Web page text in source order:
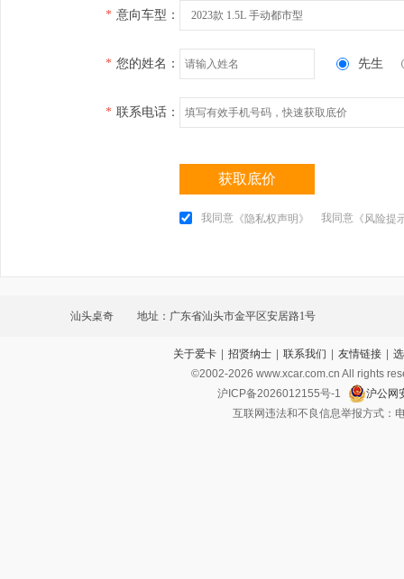
* 意向车型： 2023款 1.5L 手动都市型
* 您的姓名： 先生
* 联系电话：
获取底价
我同意 《隐私权声明》 我同意 《风险提
汕头桌奇 地址：广东省汕头市金平区安居路1号
关于爱卡 | 招贤纳士 | 联系我们 | 友情链接 |
©2002-2026 www.xcar.com.cn All rights
沪ICP备2026012155号-1
沪公网
互联网违法和不良信息举报方式：